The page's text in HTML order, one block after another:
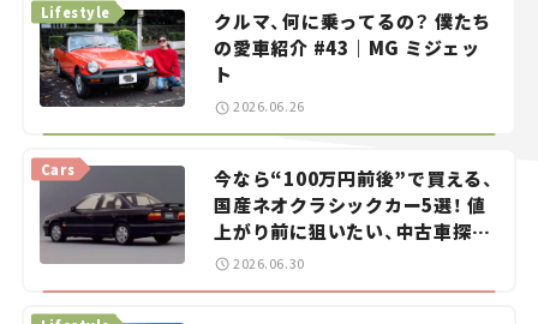
クルマ、何に乗ってるの？ 僕たち
の愛車紹介 #43｜MG ミジェッ
ト
Lifestyle
2026.06.26
今なら“100万円前後”で買える、
国産ネオクラシックカー5選！ 値
上がり前に狙いたい、中古車探し
をお手伝い――ちょっとイケてるマ
Cars
2026.06.30